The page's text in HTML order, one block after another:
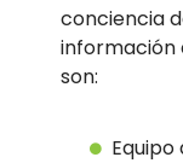
conciencia
información
son: